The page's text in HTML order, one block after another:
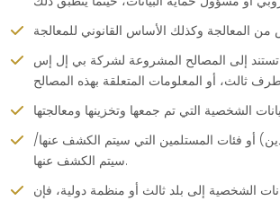
تستند إلى المصالح المشروعة لشركة بي إل إس
أو فئات المستلمين التي سيتم الكشف عنها/
سيتم الكشف عنها.
الشخصية إلى بلد ثالث أو منظمة دولية، فإن